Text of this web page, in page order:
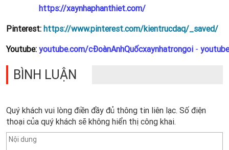
https://xaynhaphanthiet.com/
Pinterest: https://www.pinterest.com/kientrucdaq/_saved/
Youtube: youtube.com/cĐoànAnhQuốcxaynhatrongoi -
BÌNH LUẬN
Quý khách vui lòng điền đầy đủ thông tin liên lạc. Số điện
thoại của quý khách sẽ không hiển thị công khai.